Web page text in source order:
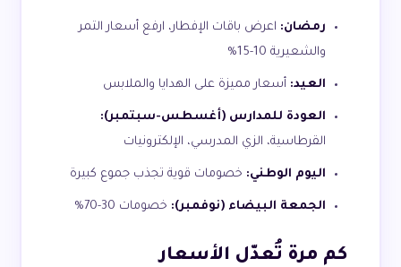
رمضان: اعرض باقات الإفطار، ارفع أسعار التمر
والشعيرية 10-15%
العيد: أسعار مميزة على الهدايا والملابس
العودة للمدارس (أغسطس-سبتمبر):
القرطاسية، الزي المدرسي، الإلكترونيات
اليوم الوطني: خصومات قوية تجذب جموع كبيرة
الجمعة البيضاء (نوفمبر): خصومات 30-70%
كم مرة تُعدّل الأسعار